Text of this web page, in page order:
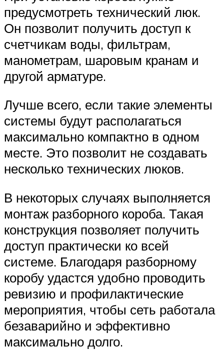
предусмотреть технический люк.
Он позволит получить доступ к
счетчикам воды, фильтрам,
манометрам, шаровым кранам и
другой арматуре.
Лучше всего, если такие элементы
системы будут располагаться
максимально компактно в одном
месте. Это позволит не создавать
несколько технических люков.
В некоторых случаях выполняется
монтаж разборного короба. Такая
конструкция позволяет получить
доступ практически ко всей
системе. Благодаря разборному
коробу удастся удобно проводить
ревизию и профилактические
мероприятия, чтобы сеть работала
безаварийно и эффективно
максимально долго.